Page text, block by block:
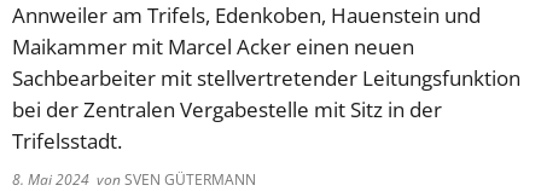
Annweiler am Trifels, Edenkoben, Hauenstein und
Maikammer mit Marcel Acker einen neuen
Sachbearbeiter mit stellvertretender Leitungsfunktion
bei der Zentralen Vergabestelle mit Sitz in der
Trifelsstadt.
8. Mai 2024 vonSVEN GÜTERMANN